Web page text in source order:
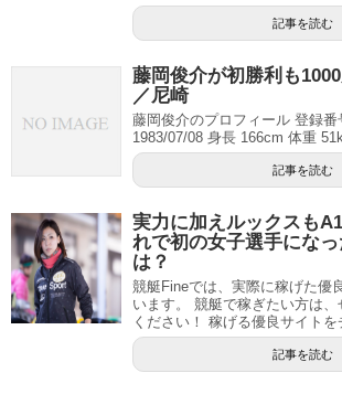
記事を読む
藤岡俊介が初勝利も
／尼崎
藤岡俊介のプロフィール 登録番
1983/07/08 身長 166cm 体重
記事を読む
実力に加えルックスも
れで初の女子選手にな
は？
競艇Fineでは、実際に稼げた優
います。 競艇で稼ぎたい方は
ください！ 稼げる優良サイトを
記事を読む